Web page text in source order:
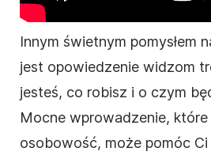
Innym świetnym pomysłem
jest opowiedzenie widzom
jesteś, co robisz i o czym
Mocne wprowadzenie,
osobowość, może pomóc